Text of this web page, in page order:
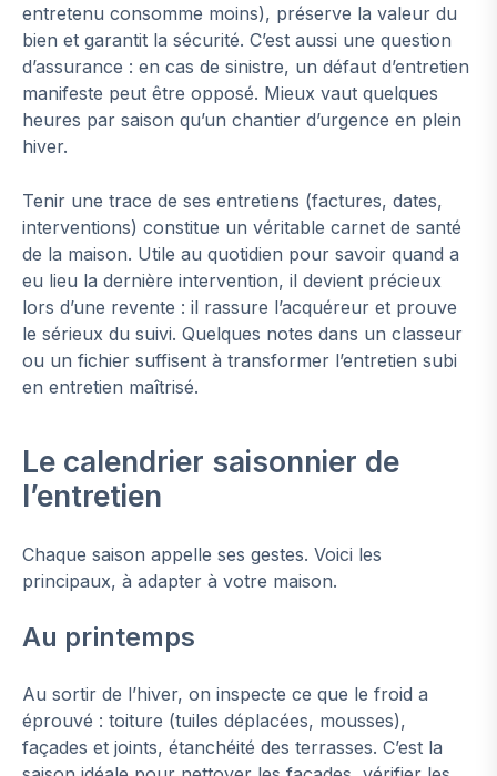
entretenu consomme moins), préserve la valeur du
bien et garantit la sécurité. C’est aussi une question
d’assurance : en cas de sinistre, un défaut d’entretien
manifeste peut être opposé. Mieux vaut quelques
heures par saison qu’un chantier d’urgence en plein
hiver.
Tenir une trace de ses entretiens (factures, dates,
interventions) constitue un véritable carnet de santé
de la maison. Utile au quotidien pour savoir quand a
eu lieu la dernière intervention, il devient précieux
lors d’une revente : il rassure l’acquéreur et prouve
le sérieux du suivi. Quelques notes dans un classeur
ou un fichier suffisent à transformer l’entretien subi
en entretien maîtrisé.
Le calendrier saisonnier de
l’entretien
Chaque saison appelle ses gestes. Voici les
principaux, à adapter à votre maison.
Au printemps
Au sortir de l’hiver, on inspecte ce que le froid a
éprouvé : toiture (tuiles déplacées, mousses),
façades et joints, étanchéité des terrasses. C’est la